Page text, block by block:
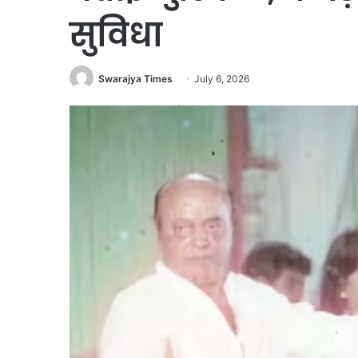
सुविधा
Swarajya Times July 6, 2026